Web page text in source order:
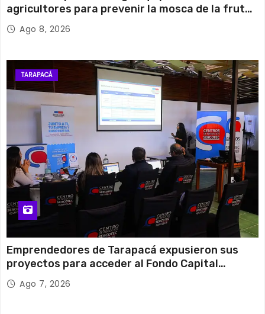
agricultores para prevenir la mosca de la fruta
en Pica
Ago 8, 2026
TARAPACÁ
Emprendedores de Tarapacá expusieron sus
proyectos para acceder al Fondo Capital
Semilla de SERCOTEC
Ago 7, 2026